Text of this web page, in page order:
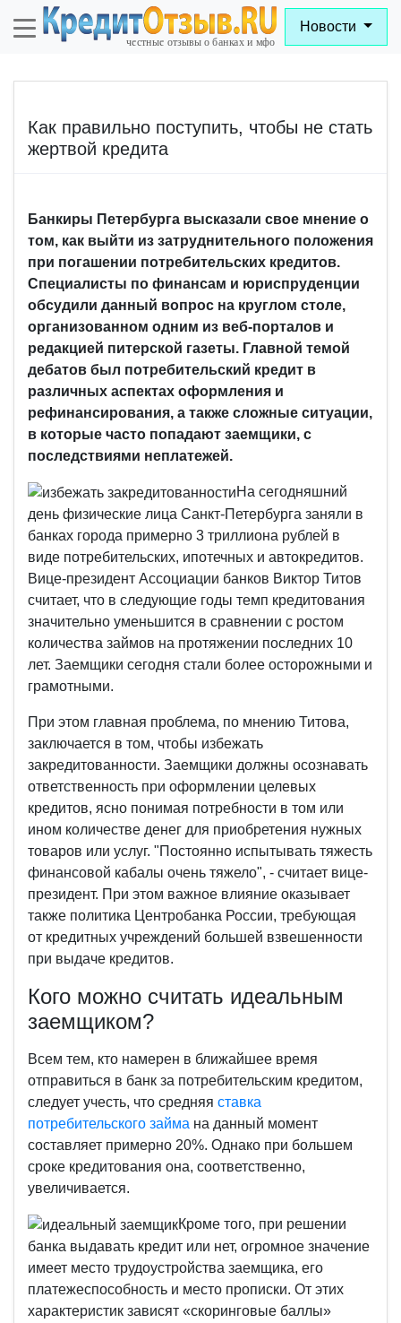
Новости
Как правильно поступить, чтобы не стать
жертвой кредита
Банкиры Петербурга высказали свое мнение о
том, как выйти из затруднительного положения
при погашении потребительских кредитов.
Специалисты по финансам и юриспруденции
обсудили данный вопрос на круглом столе,
организованном одним из веб-порталов и
редакцией питерской газеты. Главной темой
дебатов был потребительский кредит в
различных аспектах оформления и
рефинансирования, а также сложные ситуации,
в которые часто попадают заемщики, с
последствиями неплатежей.
На сегодняшний
день физические лица Санкт-Петербурга заняли в
банках города примерно 3 триллиона рублей в
виде потребительских, ипотечных и автокредитов.
Вице-президент Ассоциации банков Виктор Титов
считает, что в следующие годы темп кредитования
значительно уменьшится в сравнении с ростом
количества займов на протяжении последних 10
лет. Заемщики сегодня стали более осторожными и
грамотными.
При этом главная проблема, по мнению Титова,
заключается в том, чтобы избежать
закредитованности. Заемщики должны осознавать
ответственность при оформлении целевых
кредитов, ясно понимая потребности в том или
ином количестве денег для приобретения нужных
товаров или услуг. "Постоянно испытывать тяжесть
финансовой кабалы очень тяжело", - считает вице-
президент. При этом важное влияние оказывает
также политика Центробанка России, требующая
от кредитных учреждений большей взвешенности
при выдаче кредитов.
Кого можно считать идеальным
заемщиком?
Всем тем, кто намерен в ближайшее время
отправиться в банк за потребительским кредитом,
следует учесть, что средняя ставка
потребительского займа на данный момент
составляет примерно 20%. Однако при большем
сроке кредитования она, соответственно,
увеличивается.
Кроме того, при решении
банка выдавать кредит или нет, огромное значение
имеет место трудоустройства заемщика, его
платежеспособность и место прописки. От этих
характеристик зависят «скоринговые баллы»